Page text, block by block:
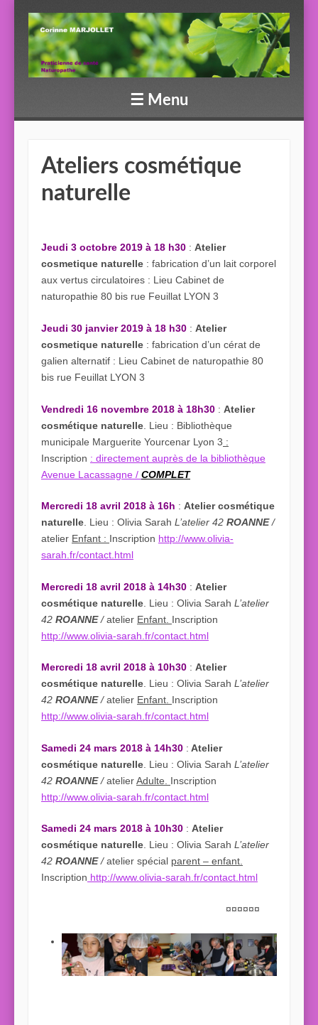
☰ Menu
Ateliers cosmétique
naturelle
Jeudi 3 octobre 2019 à 18 h30 : Atelier
cosmetique naturelle : fabrication d’un lait corporel
aux vertus circulatoires : Lieu Cabinet de
naturopathie 80 bis rue Feuillat LYON 3
Jeudi 30 janvier 2019 à 18 h30 : Atelier
cosmetique naturelle : fabrication d’un cérat de
galien alternatif : Lieu Cabinet de naturopathie 80
bis rue Feuillat LYON 3
Vendredi 16 novembre 2018 à 18h30 : Atelier
cosmétique naturelle . Lieu : Bibliothèque
municipale Marguerite Yourcenar Lyon 3 :
Inscription : directement auprès de la bibliothèque
Avenue Lacassagne / COMPLET
Mercredi 18 avril 2018 à 16h : Atelier cosmétique
naturelle . Lieu : Olivia Sarah L’atelier 42 ROANNE/
atelier Enfant : Inscription http://www.olivia-
sarah.fr/contact.html
Mercredi 18 avril 2018 à 14h30 : Atelier
cosmétique naturelle . Lieu : Olivia Sarah L’atelier
42 ROANNE/atelier Enfant. Inscription
http://www.olivia-sarah.fr/contact.html
Mercredi 18 avril 2018 à 10h30 : Atelier
cosmétique naturelle. Lieu : Olivia Sarah L’atelier
42 ROANNE/atelier Enfant. Inscription
http://www.olivia-sarah.fr/contact.html
Samedi 24 mars 2018 à 14h30 : Atelier
cosmétique naturelle . Lieu : Olivia Sarah L’atelier
42 ROANNE/atelierAdulte. Inscription
http://www.olivia-sarah.fr/contact.html
Samedi 24 mars 2018 à 10h30 : Atelier
cosmétique naturelle. Lieu : Olivia Sarah L’atelier
42 ROANNE/atelier spécial parent – enfant.
Inscription http://www.olivia-sarah.fr/contact.html
¤¤¤¤¤¤